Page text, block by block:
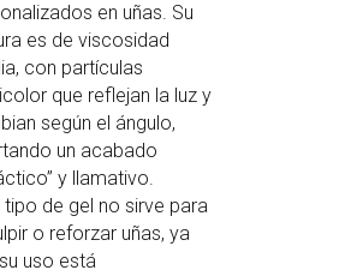
en uñas. Su
es de viscosidad
con partículas
que reflejan la luz y
según el ángulo,
un acabado
y llamativo.
tipo de gel no sirve para
o reforzar uñas, ya
uso está